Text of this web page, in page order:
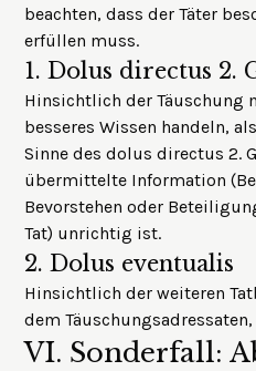
beachten, dass der Täter
erfüllen muss.
1. Dolus directus 2.
Hinsichtlich der Täuschung
besseres Wissen handeln,
Sinne desdolus directus 2.
übermittelte Information
Bevorstehen oder
Tat) unrichtig ist.
2. Dolus eventualis
Hinsichtlich der weiteren
dem
VI. Sonderfall: